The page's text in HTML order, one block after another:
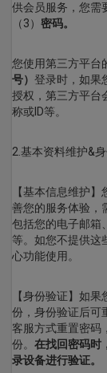
供会员服务，您需
（3） 密码。
您使用第三方平台
号） 登录时，如果
授权，第三方平台
称或ID等。
2.基本资料维护&
【基本信息维护
善您的服务体验，
包括您的电子邮箱
等。如您不提供这
心功能使用。
【身份验证】如
份，身份验证后可
客服方式重置密码
份。 在找回密码时
录设备进行验证。